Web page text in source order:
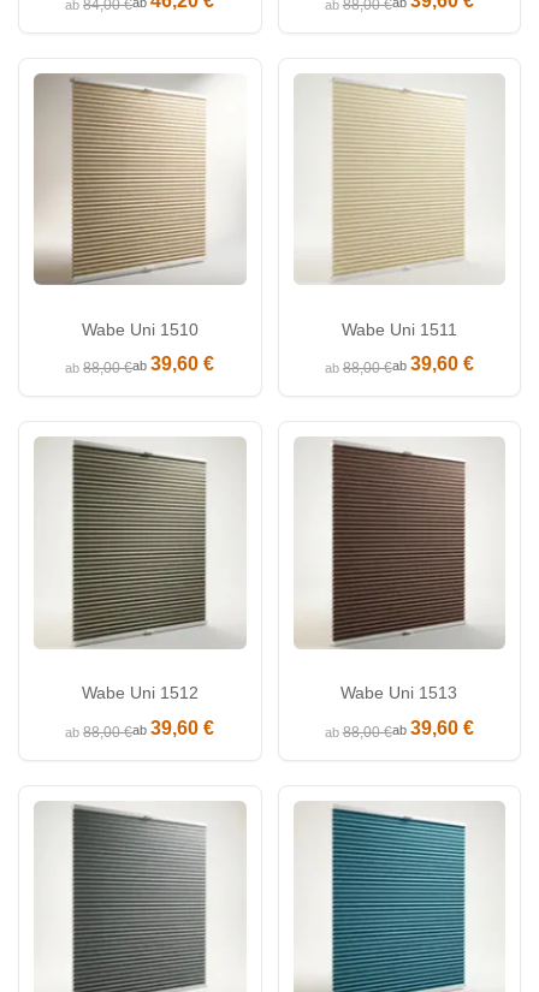
ab84,00 € ab88,00 €
Wabe Uni 1510
ab88,00 €ab39,60 €
Wabe Uni 1511
ab88,00 €ab 39,60 €
Wabe Uni 1512
ab88,00 €ab39,60 €
Wabe Uni 1513
ab88,00 €ab 39,60 €